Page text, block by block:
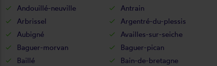
Andouillé-neuville
Antrain
Arbrissel
Argentré-du-plessis
Aubigné
Availles-sur-seiche
Baguer-morvan
Baguer-pican
Baillé
Bain-de-bretagne